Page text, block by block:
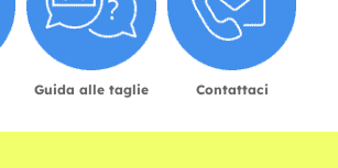
Guida alle taglie Contattaci